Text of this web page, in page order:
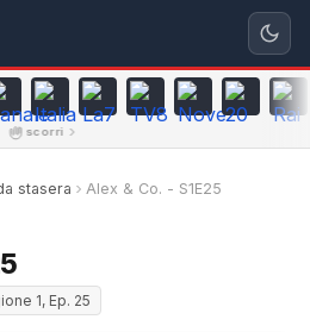
scorri
stasera Alex & Co. - S1E25
1, Ep. 25